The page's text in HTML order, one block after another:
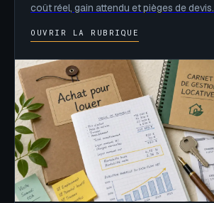
coût réel, gain attendu et pièges de devis.
OUVRIR LA RUBRIQUE